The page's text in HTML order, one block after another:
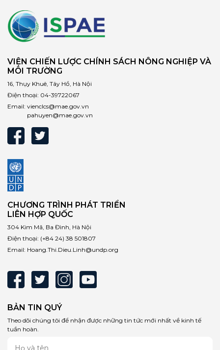
vấn đề nổi cộm, nhất là khi lượng rác thải nhựa xả ra
biển đang gia tăng ở mức độ đáng lo ngại và một lượng
lớn rác thải nhựa do hoạt động hàng hải gây ra. Trên
phạm vi quốc tế, Tổ chức Hàng hải quốc tế (IMO) ban
gây ra – MARPOL 73/78 áp dụng trong giao thông
hàng hải, đưa ra quy định liên quan đến quản lý chất
thải phát sinh từ tàu biển, cặn hàng và đưa ra cho các
cảng khuyến nghị về cách đảm bảo thu gom chất thải
từ tàu thường xuyên, không làm ảnh hưởng đến hoạt
động của tàu biển.
VIỆN CHIẾN LƯỢC CHÍNH SÁCH NÔNG NGHIỆP VÀ
MÔI TRƯỜNG
16, Thụy Khuê, Tây Hồ, Hà Nội
Điện thoại: 04-39722067
Email: vienclcs@mae.gov.vn
pahuyen@mae.gov.vn
CHƯƠNG TRÌNH PHÁT TRIỂN
LIÊN HỢP QUỐC
304 Kim Mã, Ba Đình, Hà Nội
Điện thoại: (+84 24) 38 501807
Email: Hoang.Thi.Dieu.Linh@undp.org
BẢN TIN QUÝ
Theo dõi chúng tôi để nhận được những tin tức mới nhất về kinh tế
tuần hoàn.